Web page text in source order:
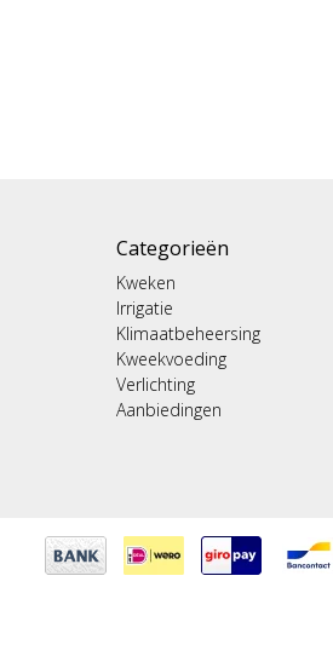
Categorieën
Kweken
Irrigatie
Klimaatbeheersing
Kweekvoeding
Verlichting
Aanbiedingen